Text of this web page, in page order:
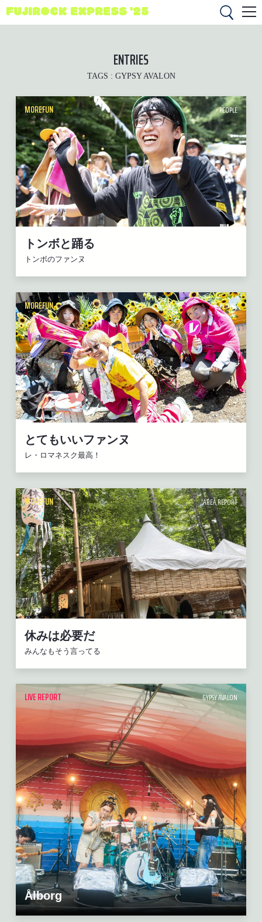
FUJIROCK EXPRESS '25
ENTRIES
TAGS : GYPSY AVALON
MOREFUN PEOPLE
トンボと踊る
トンボのファンヌ
MOREFUN PEOPLE
とてもいいファンヌ
レ・ロマネスク最高！
MOREFUN AREA REPORT
休みは必要だ
みんなもそう言ってる
LIVE REPORT GYPSY AVALON
Ålborg